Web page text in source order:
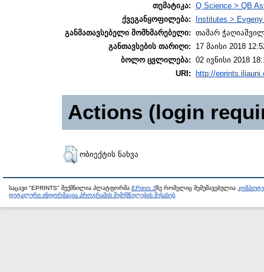
თემატიკა: Q Science > QB
ქვეგანყოფილება:
Institutes >
განმათავსებელი მომხმარებელი: თამარ
განთავსების თარიღი:
17 მაისი 2018
ბოლო ცვლილება: 02 ივნისი 2018
URI:
http://
Actions (login
ობიექტის ნახვა
საცავი "EPRINTS" შექმნილია პლატფორმა EPrints 3ზე რომელიც შემუშავებულია
დეტალური ინფორმაცია პროგრამის შემქმნელების შესახებ